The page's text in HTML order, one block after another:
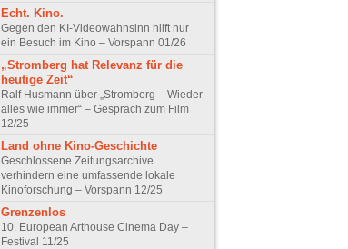
Echt. Kino.
Gegen den KI-Videowahnsinn hilft nur
ein Besuch im Kino – Vorspann 01/26
„Stromberg hat Relevanz für die
heutige Zeit“
Ralf Husmann über „Stromberg – Wieder
alles wie immer“ – Gespräch zum Film
12/25
Land ohne Kino-Geschichte
Geschlossene Zeitungsarchive
verhindern eine umfassende lokale
Kinoforschung – Vorspann 12/25
Grenzenlos
10. European Arthouse Cinema Day –
Festival 11/25